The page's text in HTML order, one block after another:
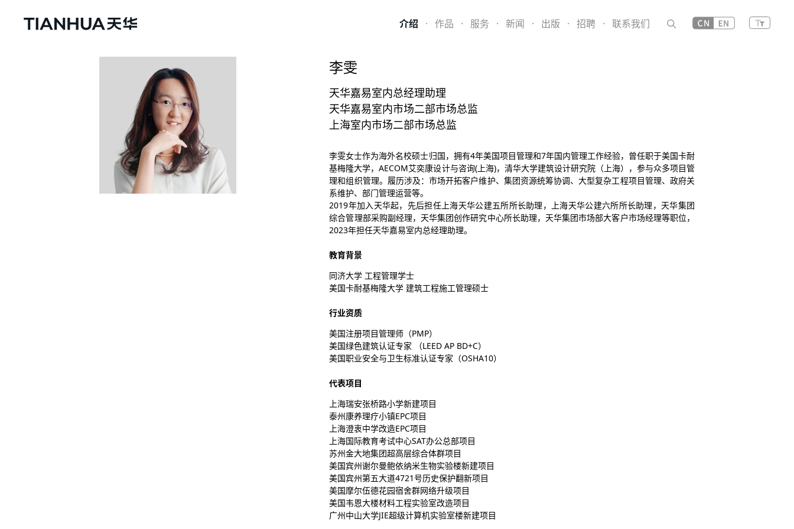
介绍 · 作品 · 服务 · 新闻 · 出版 · 招聘 · 联系我们
李雯
天华嘉易室内总经理助理
天华嘉易室内市场二部市场总监
上海室内市场二部市场总监
李雯女士作为海外名校硕士归国，拥有4年美国项目管理和7年国内管理工作经验，曾任职于美国卡耐
基梅隆大学，AECOM艾奕康设计与咨询(上海)，清华大学建筑设计研究院（上海），参与众多项目管
理和组织管理。履历涉及：市场开拓客户维护、集团资源统筹协调、大型复杂工程项目管理、政府关
系维护、部门管理运营等。
2019年加入天华起，先后担任上海天华公建五所所长助理，上海天华公建六所所长助理，天华集团
综合管理部采购副经理，天华集团创作研究中心所长助理，天华集团市场部大客户市场经理等职位，
2023年担任天华嘉易室内总经理助理。
教育背景
同济大学 工程管理学士
美国卡耐基梅隆大学 建筑工程施工管理硕士
行业资质
美国注册项目管理师（PMP）
美国绿色建筑认证专家 （LEED AP BD+C）
美国职业安全与卫生标准认证专家（OSHA10）
代表项目
上海瑞安张桥路小学新建项目
泰州康养理疗小镇EPC项目
上海澄衷中学改造EPC项目
上海国际教育考试中心SAT办公总部项目
苏州金大地集团超高层综合体群项目
美国宾州谢尔曼鲍依纳米生物实验楼新建项目
美国宾州第五大道4721号历史保护翻新项目
美国摩尔伍德花园宿舍群网络升级项目
美国韦恩大楼材料工程实验室改造项目
广州中山大学JIE超级计算机实验室楼新建项目